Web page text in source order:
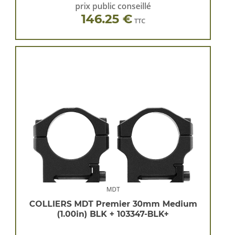
prix public conseillé
146.25 € TTC
MDT
COLLIERS MDT Premier 30mm Medium
(1.00in) BLK + 103347-BLK+